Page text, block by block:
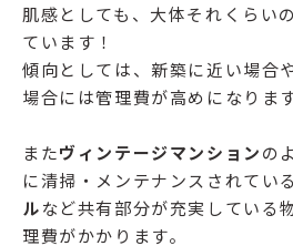
肌感としても、大体それくらい
ています！
傾向としては、新築に近い場合
場合には管理費が高めになります
またヴィンテージマンションの
に清掃・メンテナンスされてい
ルなど共有部分が充実している
理費がかかります。